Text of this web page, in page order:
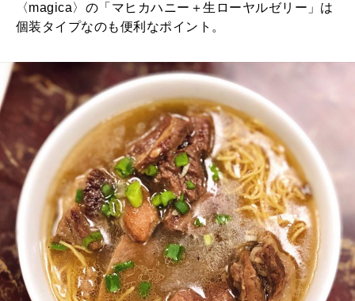
〈magica〉の「マヒカハニー＋生ローヤルゼリー」は
個装タイプなのも便利なポイント。